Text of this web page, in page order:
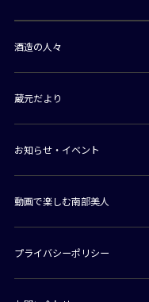
酒造の人々
蔵元だより
お知らせ・イベント
動画で楽しむ南部美人
プライバシーポリシー